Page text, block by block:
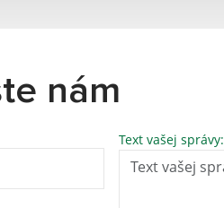
nám
Text vašej správy: